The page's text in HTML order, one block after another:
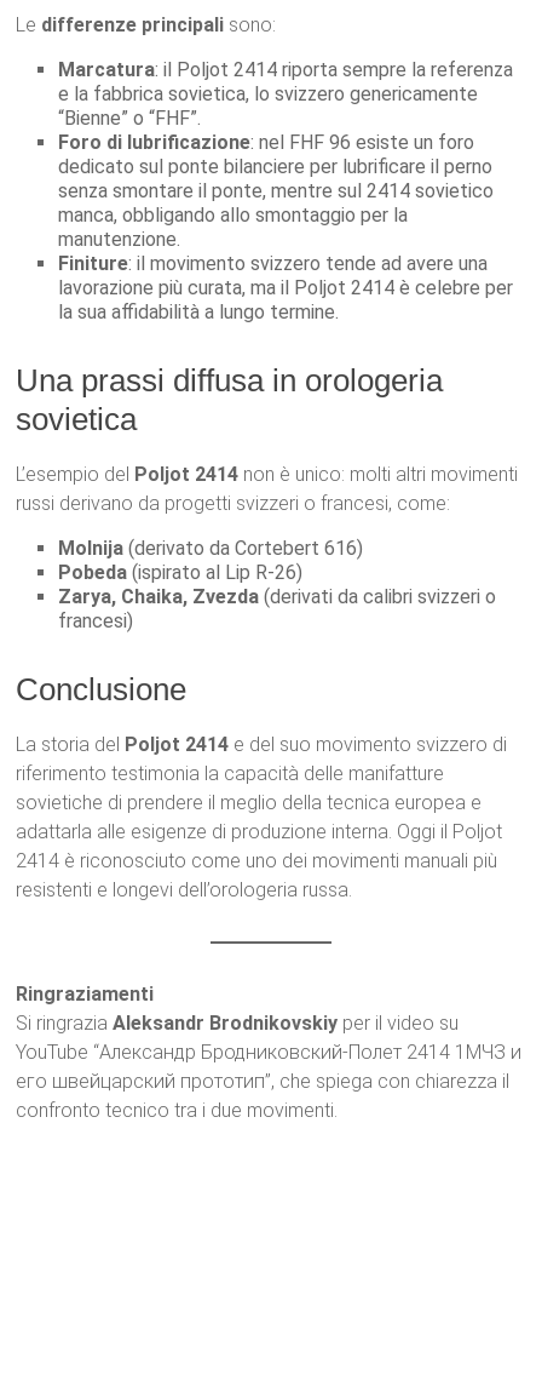
Le differenze principali sono:
Marcatura: il Poljot 2414 riporta sempre la referenza
e la fabbrica sovietica, lo svizzero genericamente
“Bienne” o “FHF”.
Foro di lubrificazione: nel FHF 96 esiste un foro
dedicato sul ponte bilanciere per lubrificare il perno
senza smontare il ponte, mentre sul 2414 sovietico
manca, obbligando allo smontaggio per la
manutenzione.
Finiture: il movimento svizzero tende ad avere una
lavorazione più curata, ma il Poljot 2414 è celebre per
la sua affidabilità a lungo termine.
Una prassi diffusa in orologeria
sovietica
L’esempio del Poljot 2414 non è unico: molti altri movimenti
russi derivano da progetti svizzeri o francesi, come:
Molnija (derivato da Cortebert 616)
Pobeda (ispirato al Lip R-26)
Zarya, Chaika, Zvezda (derivati da calibri svizzeri o
francesi)
Conclusione
La storia del Poljot 2414 e del suo movimento svizzero di
riferimento testimonia la capacità delle manifatture
sovietiche di prendere il meglio della tecnica europea e
adattarla alle esigenze di produzione interna. Oggi il Poljot
2414 è riconosciuto come uno dei movimenti manuali più
resistenti e longevi dell’orologeria russa.
Ringraziamenti
Si ringraziaAleksandr Brodnikovskiy per il video su
YouTube “Александр Бродниковский-Полет 2414 1МЧЗ и
его швейцарский прототип”, che spiega con chiarezza il
confronto tecnico tra i due movimenti.